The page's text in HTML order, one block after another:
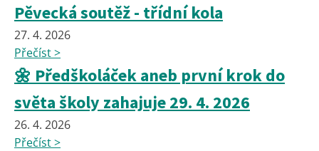
Pěvecká soutěž - třídní kola
27. 4. 2026
Přečíst >
🌼 Předškoláček aneb první krok do
světa školy zahajuje 29. 4. 2026
26. 4. 2026
Přečíst >